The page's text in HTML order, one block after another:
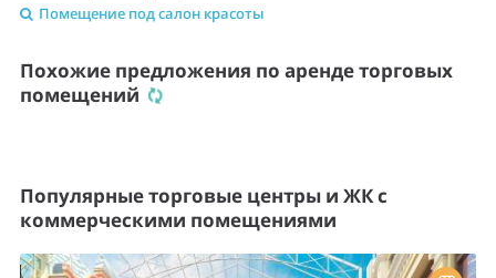
Помещение под салон красоты
Похожие предложения по аренде торговых
помещений
Популярные торговые центры и ЖК с
коммерческими помещениями